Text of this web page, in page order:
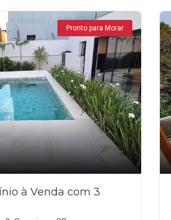
Pronto para Morar
à Venda com 3